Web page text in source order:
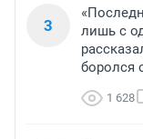
3
лишь с
боролся
1 628